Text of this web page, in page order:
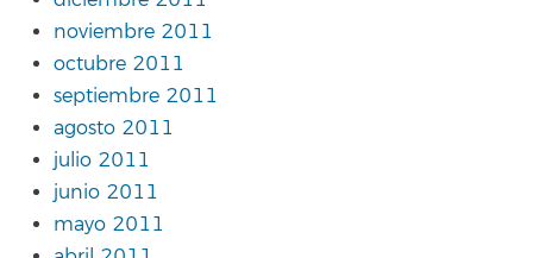
noviembre 2011
octubre 2011
septiembre 2011
agosto 2011
julio 2011
junio 2011
mayo 2011